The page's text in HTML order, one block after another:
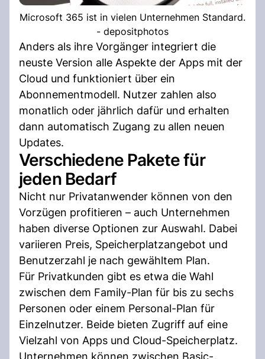
Microsoft 365 ist in vielen Unternehmen Standard.
- depositphotos
Anders als ihre Vorgänger integriert die
neuste Version alle Aspekte der Apps mit der
Cloud und funktioniert über ein
Abonnementmodell. Nutzer zahlen also
monatlich oder jährlich dafür und erhalten
dann automatisch Zugang zu allen neuen
Updates.
Verschiedene Pakete für
jeden Bedarf
Nicht nur Privatanwender können von den
Vorzügen profitieren – auch Unternehmen
haben diverse Optionen zur Auswahl. Dabei
variieren Preis, Speicherplatzangebot und
Benutzerzahl je nach gewähltem Plan.
Für Privatkunden gibt es etwa die Wahl
zwischen dem Family-Plan für bis zu sechs
Personen oder einem Personal-Plan für
Einzelnutzer. Beide bieten Zugriff auf eine
Vielzahl von Apps und Cloud-Speicherplatz.
Unternehmen können zwischen Basic-,